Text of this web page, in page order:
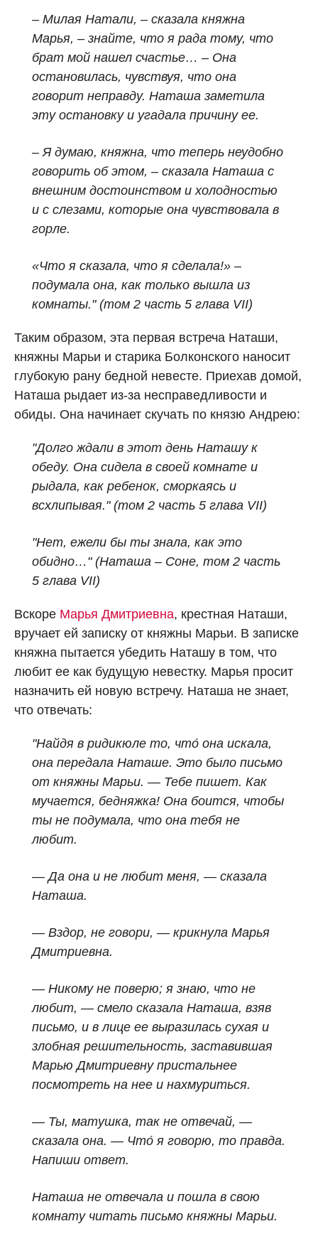
– Милая Натали, – сказала княжна
Марья, – знайте, что я рада тому, что
брат мой нашел счастье… – Она
остановилась, чувствуя, что она
говорит неправду. Наташа заметила
эту остановку и угадала причину ее.
– Я думаю, княжна, что теперь неудобно
говорить об этом, – сказала Наташа с
внешним достоинством и холодностью
и с слезами, которые она чувствовала в
горле.
«Что я сказала, что я сделала!» –
подумала она, как только вышла из
комнаты." (том 2 часть 5 глава VII)
Таким образом, эта первая встреча Наташи,
княжны Марьи и старика Болконского наносит
глубокую рану бедной невесте. Приехав домой,
Наташа рыдает из-за несправедливости и
обиды. Она начинает скучать по князю Андрею:
"Долго ждали в этот день Наташу к
обеду. Она сидела в своей комнате и
рыдала, как ребенок, сморкаясь и
всхлипывая." (том 2 часть 5 глава VII)
"Нет, ежели бы ты знала, как это
обидно…" (Наташа – Соне, том 2 часть
5 глава VII)
Вскоре Марья Дмитриевна, крестная Наташи,
вручает ей записку от княжны Марьи. В записке
княжна пытается убедить Наташу в том, что
любит ее как будущую невестку. Марья просит
назначить ей новую встречу. Наташа не знает,
что отвечать:
"Найдя в ридикюле то, что́ она искала,
она передала Наташе. Это было письмо
от княжны Марьи. — Тебе пишет. Как
мучается, бедняжка! Она боится, чтобы
ты не подумала, что она тебя не
любит.
— Да она и не любит меня, — сказала
Наташа.
— Вздор, не говори, — крикнула Марья
Дмитриевна.
— Никому не поверю; я знаю, что не
любит, — смело сказала Наташа, взяв
письмо, и в лице ее выразилась сухая и
злобная решительность, заставившая
Марью Дмитриевну пристальнее
посмотреть на нее и нахмуриться.
— Ты, матушка, так не отвечай, —
сказала она. — Что́ я говорю, то правда.
Напиши ответ.
Наташа не отвечала и пошла в свою
комнату читать письмо княжны Марьи.